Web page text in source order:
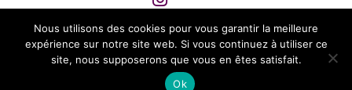
© 2018 TOUT DROIT RÉSERVÉ
Nous utilisons des cookies pour vous garantir la meilleure
expérience sur notre site web. Si vous continuez à utiliser ce
site, nous supposerons que vous en êtes satisfait.
Ok